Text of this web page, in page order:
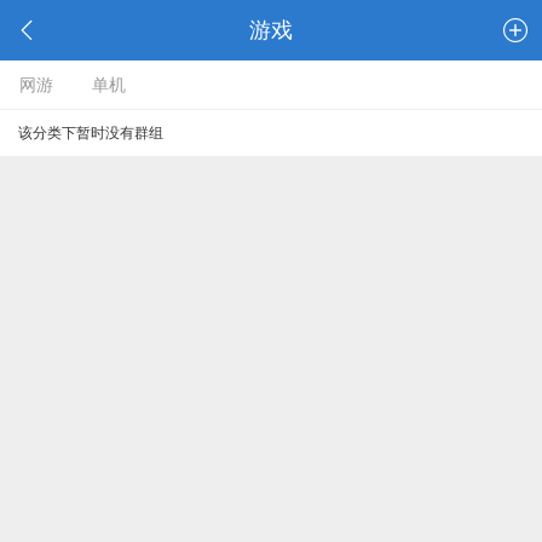
游戏
网游 单机
该分类下暂时没有群组